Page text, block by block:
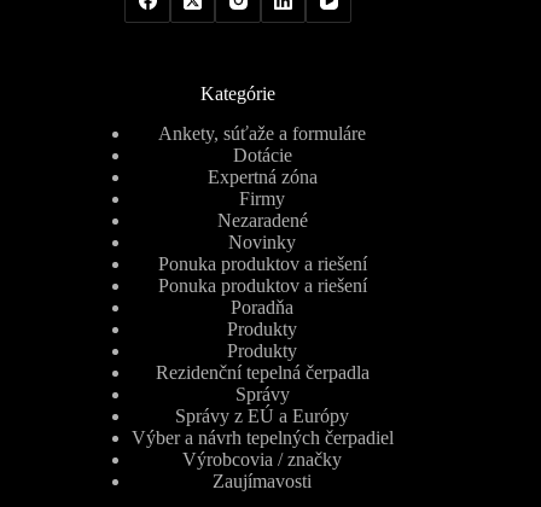
Kategórie
Ankety, súťaže a formuláre
Dotácie
Expertná zóna
Firmy
Nezaradené
Novinky
Ponuka produktov a riešení
Ponuka produktov a riešení
Poradňa
Produkty
Produkty
Rezidenční tepelná čerpadla
Správy
Správy z EÚ a Európy
Výber a návrh tepelných čerpadiel
Výrobcovia / značky
Zaujímavosti